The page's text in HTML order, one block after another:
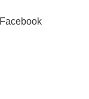
Facebook